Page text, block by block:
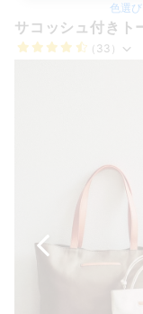
サコッシュ付きト
（33）
色選